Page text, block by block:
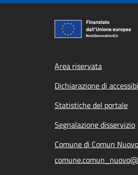
Footer
Area riservata
Dichiarazione di
Statistiche del portale
Segnalazione disservizio
Comune di Comun